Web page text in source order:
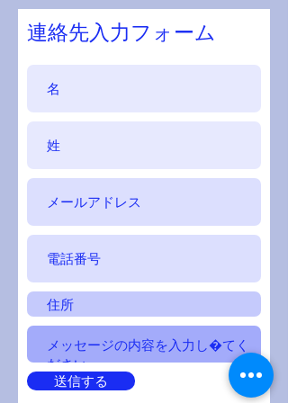
連絡先入力フォーム
送信する